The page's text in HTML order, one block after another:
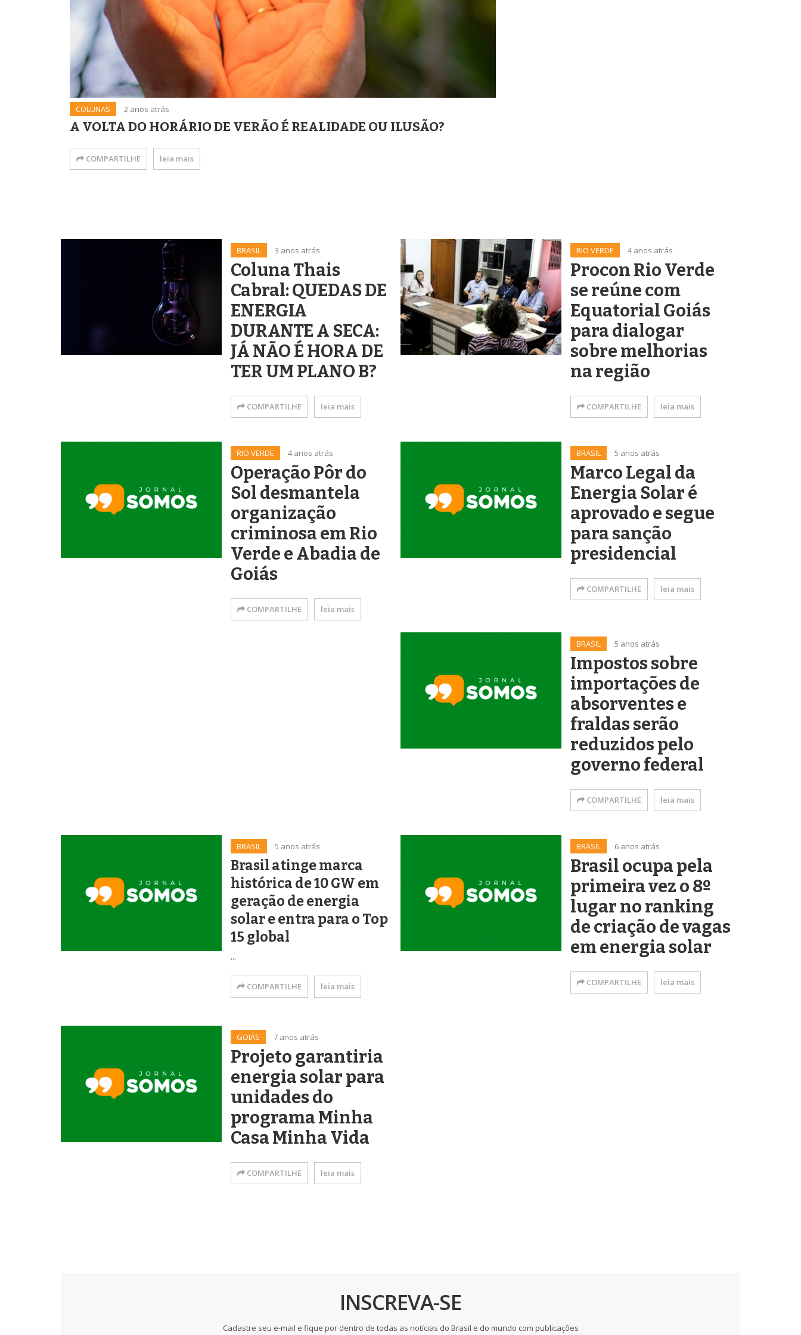
COLUNAS 2 anos atrás
A VOLTA DO HORÁRIO DE VERÃO É REALIDADE OU ILUSÃO?
COMPARTILHE leia mais
BRASIL 3 anos atrás
Coluna Thais
Cabral: QUEDAS DE
ENERGIA
DURANTE A SECA:
JÁ NÃO É HORA DE
TER UM PLANO B?
COMPARTILHE leia mais
RIO VERDE 4 anos atrás
Procon Rio Verde
se reúne com
Equatorial Goiás
para dialogar
sobre melhorias
na região
COMPARTILHE leia mais
RIO VERDE 4 anos atrás
Operação Pôr do
Sol desmantela
organização
criminosa em Rio
Verde e Abadia de
Goiás
COMPARTILHE leia mais
BRASIL 5 anos atrás
Marco Legal da
Energia Solar é
aprovado e segue
para sanção
presidencial
COMPARTILHE leia mais
BRASIL 5 anos atrás
Impostos sobre
importações de
absorventes e
fraldas serão
reduzidos pelo
governo federal
COMPARTILHE leia mais
BRASIL 5 anos atrás
Brasil atinge marca
histórica de 10 GW em
geração de energia
solar e entra para o Top
15 global
...
COMPARTILHE leia mais
BRASIL 6 anos atrás
Brasil ocupa pela
primeira vez o 8º
lugar no ranking
de criação de vagas
em energia solar
COMPARTILHE leia mais
GOIÁS 7 anos atrás
Projeto garantiria
energia solar para
unidades do
programa Minha
Casa Minha Vida
COMPARTILHE leia mais
INSCREVA-SE
Cadastre seu e-mail e fique por dentro de todas as notícias do Brasil e do mundo com publicações